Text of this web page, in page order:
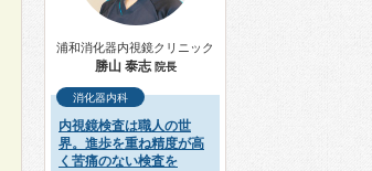
浦和消化器内視鏡クリニック
勝山 泰志 院長
消化器内科
内視鏡検査は職人の世
界。進歩を重ね精度が高
く苦痛のない検査を